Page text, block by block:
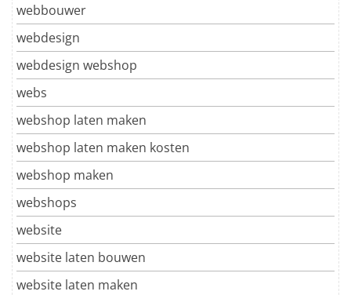
webbouwer
webdesign
webdesign webshop
webs
webshop laten maken
webshop laten maken kosten
webshop maken
webshops
website
website laten bouwen
website laten maken